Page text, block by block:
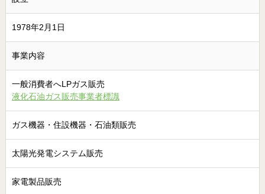
1978年2月1日
事業内容
一般消費者へLPガス販売
液化石油ガス販売事業者標識
ガス機器・住設機器・石油類販売
太陽光発電システム販売
家電製品販売